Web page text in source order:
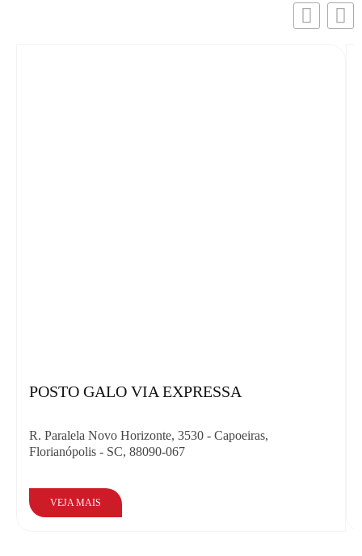
POSTO GALO VIA EXPRESSA
R. Paralela Novo Horizonte, 3530 - Capoeiras,
Florianópolis - SC, 88090-067
VEJA MAIS